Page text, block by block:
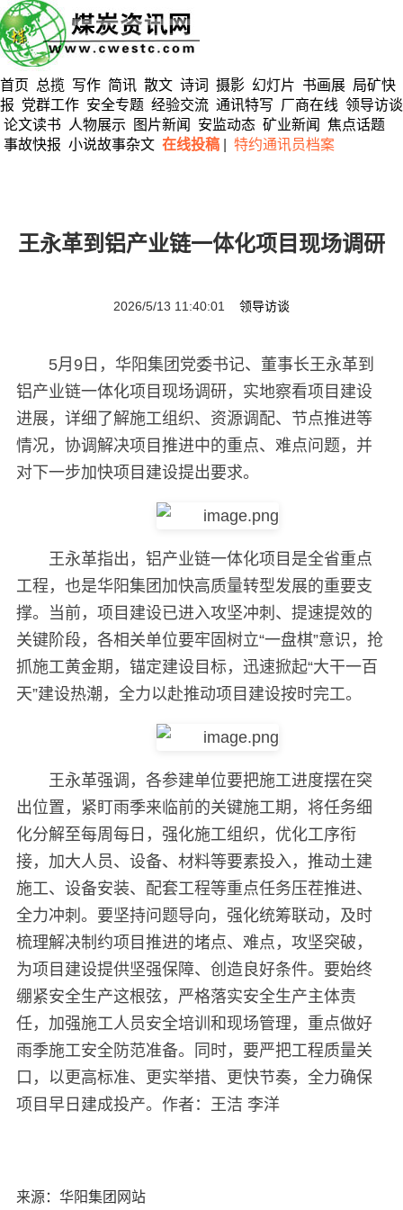
首页 总揽 写作 简讯 散文 诗词 摄影 幻灯片 书画展 局矿快
报 党群工作 安全专题 经验交流 通讯特写 厂商在线 领导访谈
论文读书
人物展示 图片新闻 安监动态 矿业新闻
焦点话题
事故快报 小说故事杂文 在线投稿 特约通讯员档案
王永革到铝产业链一体化项目现场调研
2026/5/13 11:40:01 领导访谈
5月9日，华阳集团党委书记、董事长王永革到
铝产业链一体化项目现场调研，实地察看项目建设
进展，详细了解施工组织、资源调配、节点推进等
情况，协调解决项目推进中的重点、难点问题，并
对下一步加快项目建设提出要求。
王永革指出，铝产业链一体化项目是全省重点
工程，也是华阳集团加快高质量转型发展的重要支
撑。当前，项目建设已进入攻坚冲刺、提速提效的
关键阶段，各相关单位要牢固树立“一盘棋”意识，抢
抓施工黄金期，锚定建设目标，迅速掀起“大干一百
天”建设热潮，全力以赴推动项目建设按时完工。
王永革强调，各参建单位要把施工进度摆在突
出位置，紧盯雨季来临前的关键施工期，将任务细
化分解至每周每日，强化施工组织，优化工序衔
接，加大人员、设备、材料等要素投入，推动土建
施工、设备安装、配套工程等重点任务压茬推进、
全力冲刺。要坚持问题导向，强化统筹联动，及时
梳理解决制约项目推进的堵点、难点，攻坚突破，
为项目建设提供坚强保障、创造良好条件。要始终
绷紧安全生产这根弦，严格落实安全生产主体责
任，加强施工人员安全培训和现场管理，重点做好
雨季施工安全防范准备。同时，要严把工程质量关
口，以更高标准、更实举措、更快节奏，全力确保
项目早日建成投产。作者：王洁 李洋
来源：华阳集团网站